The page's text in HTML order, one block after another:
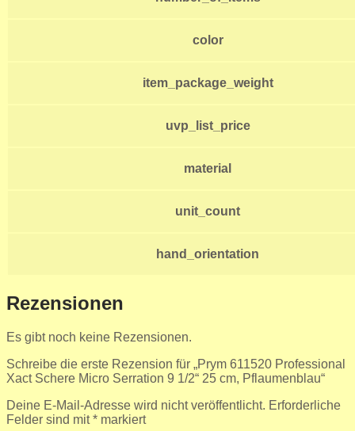
color
item_package_weight
uvp_list_price
material
unit_count
hand_orientation
Rezensionen
Es gibt noch keine Rezensionen.
Schreibe die erste Rezension für „Prym 611520 Professional
Xact Schere Micro Serration 9 1/2“ 25 cm, Pflaumenblau“
Deine E-Mail-Adresse wird nicht veröffentlicht. Erforderliche
Felder sind mit* markiert